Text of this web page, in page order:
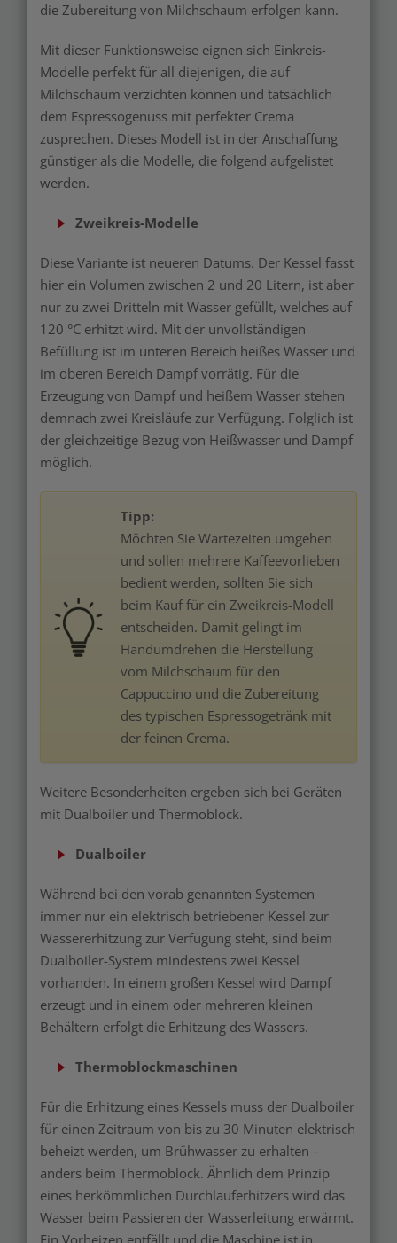
die Zubereitung von Milchschaum erfolgen kann.
Mit dieser Funktionsweise eignen sich Einkreis-
Modelle perfekt für all diejenigen, die auf
Milchschaum verzichten können und tatsächlich
dem Espressogenuss mit perfekter Crema
zusprechen. Dieses Modell ist in der Anschaffung
günstiger als die Modelle, die folgend aufgelistet
werden.
Zweikreis-Modelle
Diese Variante ist neueren Datums. Der Kessel fasst
hier ein Volumen zwischen 2 und 20 Litern, ist aber
nur zu zwei Dritteln mit Wasser gefüllt, welches auf
120 °C erhitzt wird. Mit der unvollständigen
Befüllung ist im unteren Bereich heißes Wasser und
im oberen Bereich Dampf vorrätig. Für die
Erzeugung von Dampf und heißem Wasser stehen
demnach zwei Kreisläufe zur Verfügung. Folglich ist
der gleichzeitige Bezug von Heißwasser und Dampf
möglich.
Tipp:
Möchten Sie Wartezeiten umgehen
und sollen mehrere Kaffeevorlieben
bedient werden, sollten Sie sich
beim Kauf für ein Zweikreis-Modell
entscheiden. Damit gelingt im
Handumdrehen die Herstellung
vom Milchschaum für den
Cappuccino und die Zubereitung
des typischen Espressogetränk mit
der feinen Crema.
Weitere Besonderheiten ergeben sich bei Geräten
mit Dualboiler und Thermoblock.
Dualboiler
Während bei den vorab genannten Systemen
immer nur ein elektrisch betriebener Kessel zur
Wassererhitzung zur Verfügung steht, sind beim
Dualboiler-System mindestens zwei Kessel
vorhanden. In einem großen Kessel wird Dampf
erzeugt und in einem oder mehreren kleinen
Behältern erfolgt die Erhitzung des Wassers.
Thermoblockmaschinen
Für die Erhitzung eines Kessels muss der Dualboiler
für einen Zeitraum von bis zu 30 Minuten elektrisch
beheizt werden, um Brühwasser zu erhalten –
anders beim Thermoblock. Ähnlich dem Prinzip
eines herkömmlichen Durchlauferhitzers wird das
Wasser beim Passieren der Wasserleitung erwärmt.